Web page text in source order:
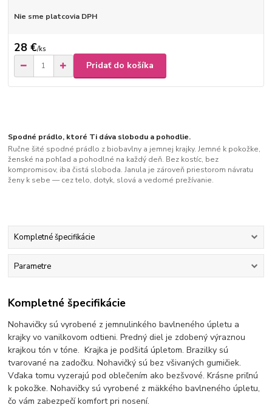
Nie sme platcovia DPH
28 €/ks
Pridať do košíka
Spodné prádlo, ktoré Ti dáva slobodu a pohodlie.
Ručne šité spodné prádlo z biobavlny a jemnej krajky. Jemné k pokožke,
ženské na pohľad a pohodlné na každý deň. Bez kostíc, bez
kompromisov, iba čistá sloboda. Janula je zároveň priestorom návratu
ženy k sebe — cez telo, dotyk, slová a vedomé prežívanie.
Kompletné špecifikácie
Parametre
Kompletné špecifikácie
Nohavičky sú vyrobené z jemnulinkého bavlneného úpletu a
krajky vo vanilkovom odtieni. Predný diel je zdobený výraznou
krajkou tón v tóne. Krajka je podšitá úpletom. Brazilky sú
tvarované na zadočku. Nohavičký sú bez všivaných gumičiek.
Vďaka tomu vyzerajú pod oblečením ako bezšvové. Krásne priľnú
k pokožke. Nohavičky sú vyrobené z mäkkého bavlneného úpletu,
čo vám zabezpečí komfort pri nosení.